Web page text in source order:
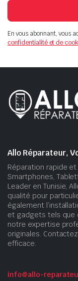
En vous abonnant, vous
confidentialité et de
Allo Réparateur,
Réparation rapide
Smartphones,
Leader en Tunisie,
qualité pour
également
et gadgets tels que
notre expertise
originales.
efficace.
info@allo-